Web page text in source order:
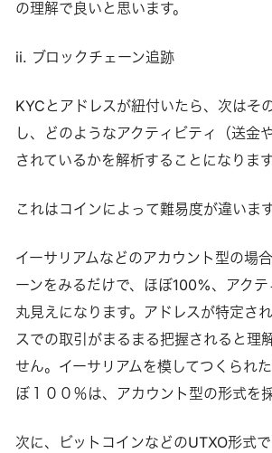
の理解で良いと思います。
ii. ブロックチェーン追跡
KYCとアドレスが紐付いたら、次はそ
し、どのようなアクティビティ（送金
されているかを解析することになります
これはコインによって難易度が違います
イーサリアムなどのアカウント型の場
ーンをみるだけで、ほぼ100%、アク
丸見えになります。アドレスが特定さ
スでの取引がまるまる把握されると理
せん。イーサリアムを模してつくられ
ぼ１００％は、アカウント型の形式を
次に、ビットコインなどのUTXO形式